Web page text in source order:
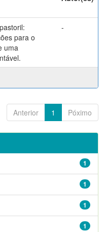
para o
uma
-
Anterior 1 Póximo
1
1
1
1